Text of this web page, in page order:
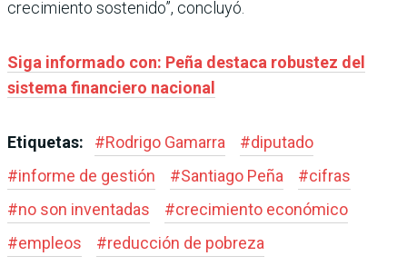
crecimiento sostenido”, concluyó.
Siga informado con: Peña destaca robustez del
sistema financiero nacional
Etiquetas: #Rodrigo Gamarra #diputado
#informe de gestión #Santiago Peña #cifras
#no son inventadas #crecimiento económico
#empleos #reducción de pobreza